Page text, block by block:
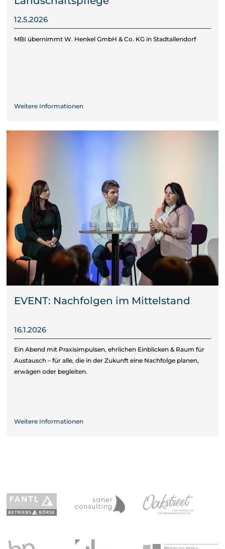
12.5.2026
MBI übernimmt W. Henkel GmbH & Co. KG in Stadtallendorf
Weitere Informationen
EVENT: Nachfolgen im Mittelstand
16.1.2026
Ein Abend mit Praxisimpulsen, ehrlichen Einblicken & Raum für
Austausch – für alle, die in der Zukunft eine Nachfolge planen,
erwägen oder begleiten.
Weitere Informationen